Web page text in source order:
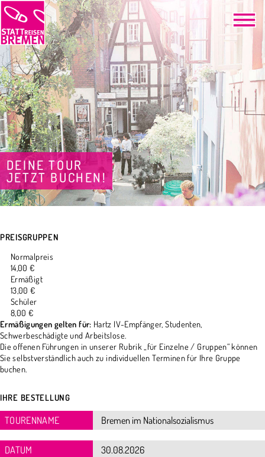
DEINE TOUR
JETZT BUCHEN!
PREISGRUPPEN
Normalpreis
14,00 €
Ermäßigt
13,00 €
Schüler
8,00 €
Ermäßigungen gelten für: Hartz IV-Empfänger, Studenten,
Schwerbeschädigte und Arbeitslose.
Die offenen Führungen in unserer Rubrik „für Einzelne / Gruppen“ können
Sie selbstverständlich auch zu individuellen Terminen für Ihre Gruppe
buchen.
IHRE BESTELLUNG
TOURENNAME
DATUM